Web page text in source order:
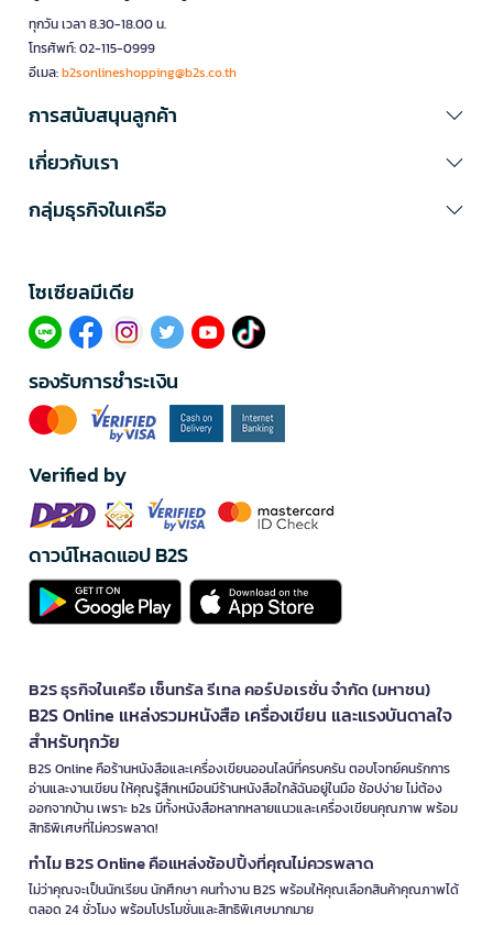
ทุกวัน เวลา 8.30-18.00 น.
โทรศัพท์: 02-115-0999
อีเมล:b2sonlineshopping@b2s.co.th
การสนับสนุนลูกค้า
เกี่ยวกับเรา
กลุ่มธุรกิจในเครือ
โซเซียลมีเดีย​
รองรับการชำระเงิน
Verified by
ดาวน์โหลดแอป B2S
B2S ธุรกิจในเครือ เซ็นทรัล รีเทล คอร์ปอเรชั่น จำกัด (มหาชน)
B2S Online แหล่งรวมหนังสือ เครื่องเขียน และแรงบันดาลใจ
สำหรับทุกวัย
B2S Online คือร้านหนังสือและเครื่องเขียนออนไลน์ที่ครบครัน ตอบโจทย์คนรักการ
อ่านและงานเขียน ให้คุณรู้สึกเหมือนมีร้านหนังสือใกล้ฉันอยู่ในมือ ช้อปง่าย ไม่ต้อง
ออกจากบ้าน เพราะ b2s มีทั้งหนังสือหลากหลายแนวและเครื่องเขียนคุณภาพ พร้อม
สิทธิพิเศษที่ไม่ควรพลาด!
ทำไม B2S Online คือแหล่งช้อปปิ้งที่คุณไม่ควรพลาด
ไม่ว่าคุณจะเป็นนักเรียน นักศึกษา คนทำงาน B2S พร้อมให้คุณเลือกสินค้าคุณภาพได้
ตลอด 24 ชั่วโมง พร้อมโปรโมชั่นและสิทธิพิเศษมากมาย